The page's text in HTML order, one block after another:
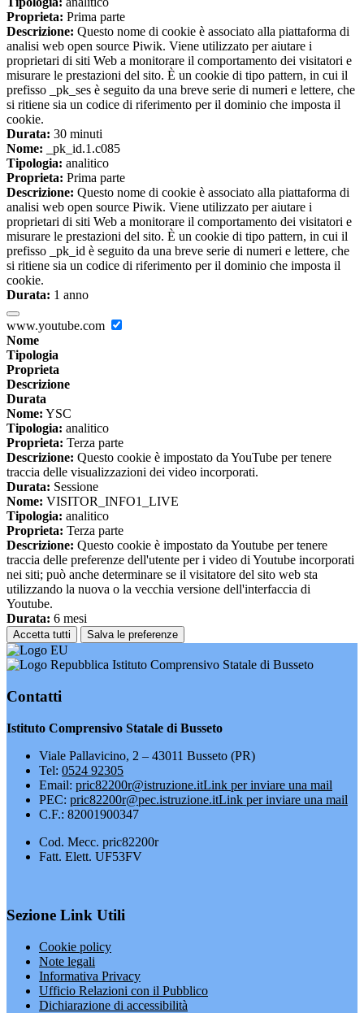
Proprieta: Prima parte
Descrizione: Questo nome di cookie è associato alla piattaforma di
analisi web open source Piwik. Viene utilizzato per aiutare i
proprietari di siti Web a monitorare il comportamento dei visitatori e
misurare le prestazioni del sito. È un cookie di tipo pattern, in cui il
prefisso _pk_ses è seguito da una breve serie di numeri e lettere, che
si ritiene sia un codice di riferimento per il dominio che imposta il
cookie.
Durata: 30 minuti
Nome: _pk_id.1.c085
Tipologia: analitico
Proprieta: Prima parte
Descrizione: Questo nome di cookie è associato alla piattaforma di
analisi web open source Piwik. Viene utilizzato per aiutare i
proprietari di siti Web a monitorare il comportamento dei visitatori e
misurare le prestazioni del sito. È un cookie di tipo pattern, in cui il
prefisso _pk_id è seguito da una breve serie di numeri e lettere, che
si ritiene sia un codice di riferimento per il dominio che imposta il
cookie.
Durata: 1 anno
www.youtube.com
Nome
Tipologia
Proprieta
Descrizione
Durata
Nome: YSC
Tipologia: analitico
Proprieta: Terza parte
Descrizione: Questo cookie è impostato da YouTube per tenere
traccia delle visualizzazioni dei video incorporati.
Durata: Sessione
Nome: VISITOR_INFO1_LIVE
Tipologia: analitico
Proprieta: Terza parte
Descrizione: Questo cookie è impostato da Youtube per tenere
traccia delle preferenze dell'utente per i video di Youtube incorporati
nei siti; può anche determinare se il visitatore del sito web sta
utilizzando la nuova o la vecchia versione dell'interfaccia di
Youtube.
Durata: 6 mesi
Accetta tutti Salva le preferenze
Istituto Comprensivo Statale di Busseto
Contatti
Istituto Comprensivo Statale di Busseto
Viale Pallavicino, 2 – 43011 Busseto (PR)
Tel: 0524 92305
Email: pric82200r@istruzione.itLink per inviare una mail
PEC: pric82200r@pec.istruzione.itLink per inviare una mail
C.F.: 82001900347
Cod. Mecc. pric82200r
Fatt. Elett. UF53FV
Sezione Link Utili
Cookie policy
Note legali
Informativa Privacy
Ufficio Relazioni con il Pubblico
Dichiarazione di accessibilità